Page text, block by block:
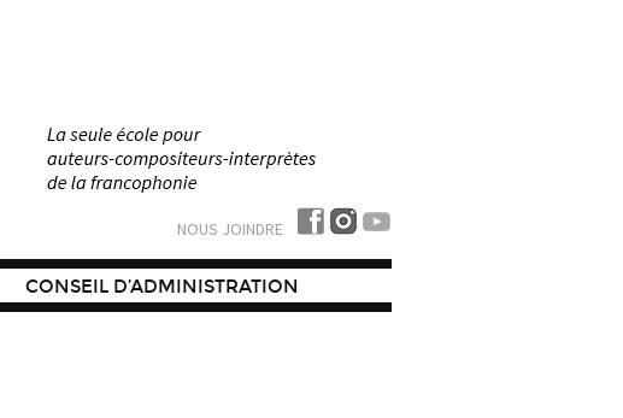
NOUS JOINDRE
CONSEIL D’ADMINISTRATION